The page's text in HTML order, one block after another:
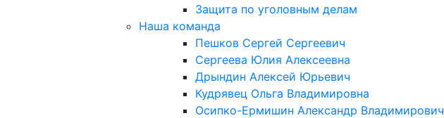
Защита по уголовным делам
Наша команда
Пешков Сергей Сергеевич
Сергеева Юлия Алексеевна
Дрындин Алексей Юрьевич
Кудрявец Ольга Владимировна
Осипко-Ермишин Александр Владимирович